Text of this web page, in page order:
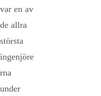
var en av
de allra
största
ingenjöre
rna
under